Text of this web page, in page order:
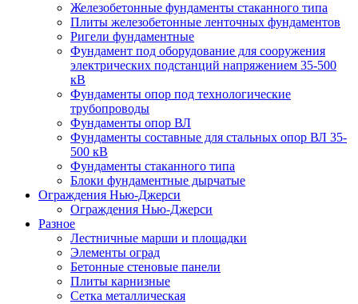
Железобетонные фундаменты стаканного типа
Плиты железобетонные ленточных фундаментов
Ригели фундаментные
Фундамент под оборудование для сооружения
электрических подстанций напряжением 35-500
кВ
Фундаменты опор под технологические
трубопроводы
Фундаменты опор ВЛ
Фундаменты составные для стальных опор ВЛ 35-
500 кВ
Фундаменты стаканного типа
Блоки фундаментные дырчатые
Ограждения Нью-Джерси
Ограждения Нью-Джерси
Разное
Лестничные марши и площадки
Элементы оград
Бетонные стеновые панели
Плиты карнизные
Сетка металлическая